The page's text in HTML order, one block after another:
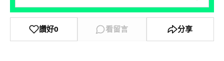
讚好0 看留言 分享